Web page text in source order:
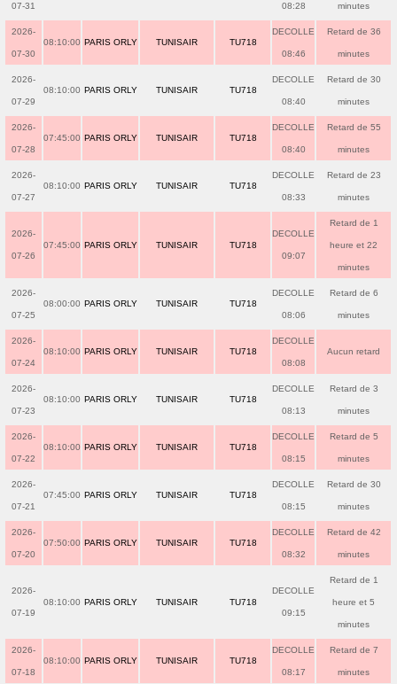
07-31 08:28 minutes
2026-
07-30
08:10:00 PARIS ORLY TUNISAIR TU718
DECOLLE
08:46
Retard de 36
minutes
2026-
07-29
08:10:00 PARIS ORLY TUNISAIR TU718
DECOLLE
08:40
Retard de 30
minutes
2026-
07-28
07:45:00 PARIS ORLY TUNISAIR TU718
DECOLLE
08:40
Retard de 55
minutes
2026-
07-27
08:10:00 PARIS ORLY TUNISAIR TU718
DECOLLE
08:33
Retard de 23
minutes
2026-
07-26
07:45:00 PARIS ORLY TUNISAIR TU718
DECOLLE
09:07
Retard de 1
heure et 22
minutes
2026-
07-25
08:00:00 PARIS ORLY TUNISAIR TU718
DECOLLE
08:06
Retard de 6
minutes
2026-
07-24
08:10:00 PARIS ORLY TUNISAIR TU718
DECOLLE
08:08
Aucun retard
2026-
07-23
08:10:00 PARIS ORLY TUNISAIR TU718
DECOLLE
08:13
Retard de 3
minutes
2026-
07-22
08:10:00 PARIS ORLY TUNISAIR TU718
DECOLLE
08:15
Retard de 5
minutes
2026-
07-21
07:45:00 PARIS ORLY TUNISAIR TU718
DECOLLE
08:15
Retard de 30
minutes
2026-
07-20
07:50:00 PARIS ORLY TUNISAIR TU718
DECOLLE
08:32
Retard de 42
minutes
2026-
07-19
08:10:00 PARIS ORLY TUNISAIR TU718
DECOLLE
09:15
Retard de 1
heure et 5
minutes
2026-
07-18
08:10:00 PARIS ORLY TUNISAIR TU718
DECOLLE
08:17
Retard de 7
minutes